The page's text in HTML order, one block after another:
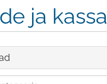
ja kassa